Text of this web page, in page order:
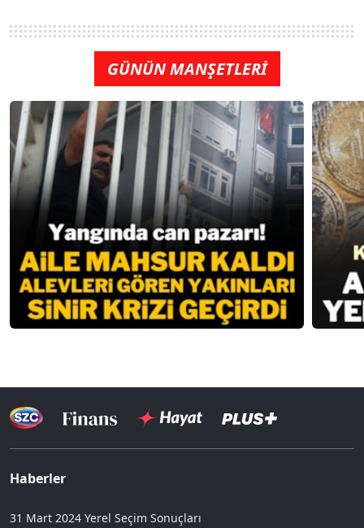
GÜNÜN MANŞETLERİ
Haberler
31 Mart 2024 Yerel Seçim Sonuçları